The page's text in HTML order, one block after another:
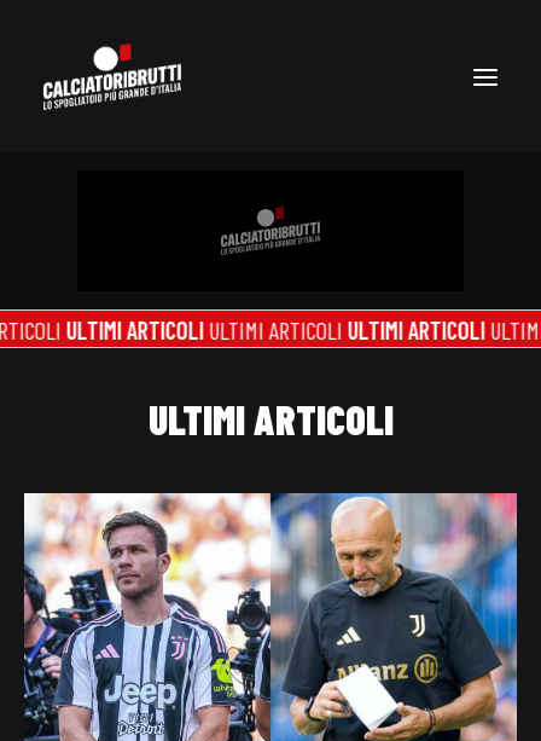
ARTICOLIULTIMI ARTICOLIULTIMI ARTICOLIULTIMI ARTICOLI
ULTIMI ARTICOLI
VIDEO